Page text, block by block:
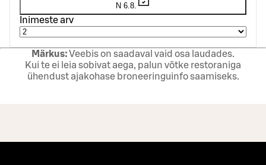
N 6.8.
Inimeste arv
Märkus:Veebis on saadaval vaid osa laudades.
Kui te ei leia sobivat aega, palun võtke restoraniga
ühendust ajakohase broneeringuinfo saamiseks.